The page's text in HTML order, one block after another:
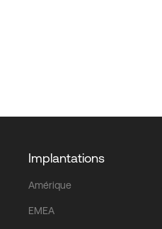
Implantations
Amérique
EMEA